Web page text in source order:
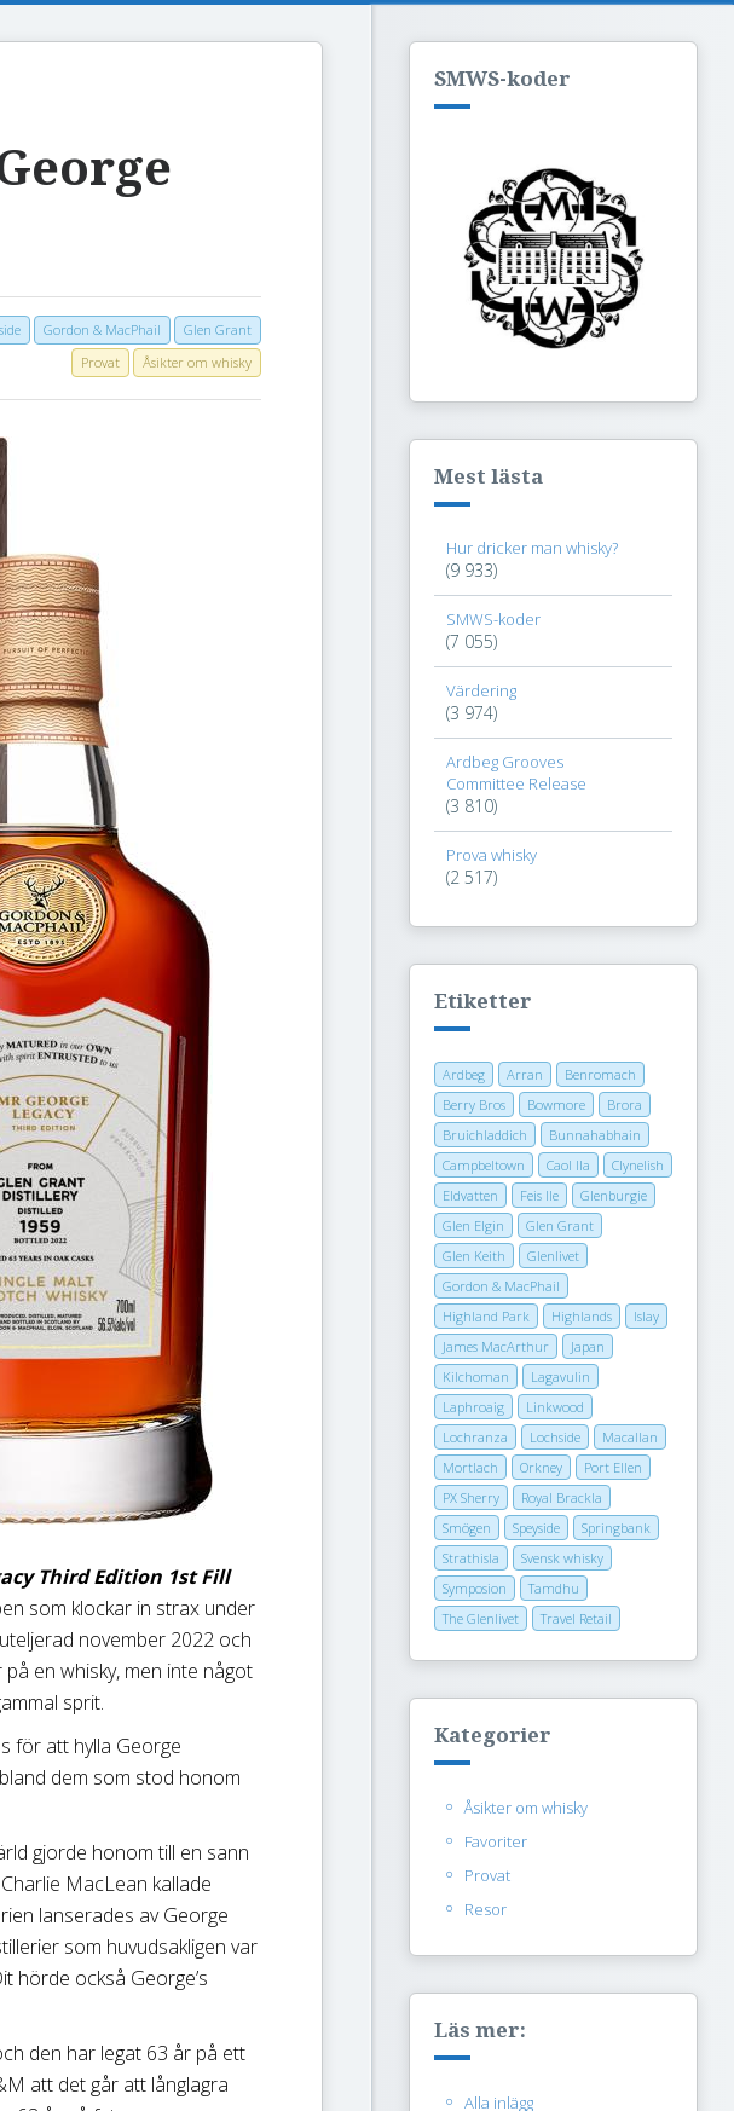
SMWS-koder
Mest lästa
Hur dricker man whisky?
(9 933)
SMWS-koder
(7 055)
Värdering
(3 974)
Ardbeg Grooves
Committee Release
(3 810)
Prova whisky
(2 517)
Etiketter
Ardbeg Arran
Benromach
Berry Bros
Bowmore
Brora
Bruichladdich
Bunnahabhain
Campbeltown
Caol Ila
Clynelish
Eldvatten
Feis Ile
Glenburgie
Glen Elgin
Glen Grant
Glen Keith
Glenlivet
Gordon & MacPhail
Highland Park
Highlands
Islay
James MacArthur
Japan
Kilchoman
Lagavulin
Laphroaig
Linkwood
Lochranza
Lochside
Macallan
Mortlach
Orkney
Port Ellen
PX Sherry
Royal Brackla
Smögen
Speyside
Springbank
Strathisla
Svensk whisky
Symposion
Tamdhu
The Glenlivet
Travel Retail
Kategorier
Åsikter om whisky
Favoriter
Provat
Resor
Läs mer:
Alla inlägg
Glen Grant
Gordon & MacPhail
Åsikter om whisky
Provat
Third Edition 1st Fill
som klockar in strax under
november 2022 och
en whisky, men inte något
sprit.
för att hylla George
dem som stod honom
gjorde honom till en sann
MacLean kallade
lanserades av George
som huvudsakligen var
hörde också George’s
den har legat 63 år på ett
att det går att långlagra